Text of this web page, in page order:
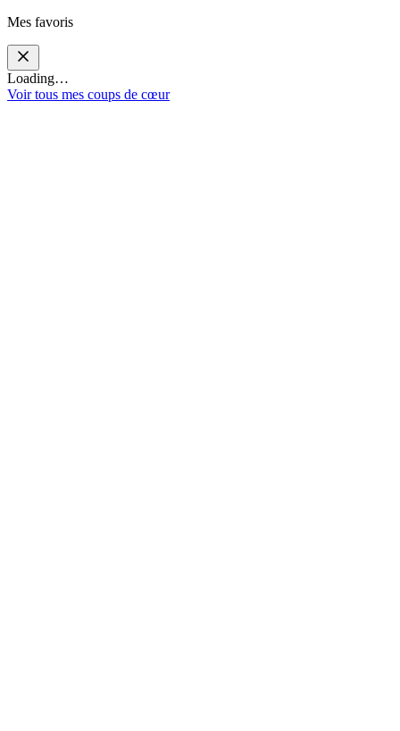
Mes favoris
Loading…
Voir tous mes coups de cœur